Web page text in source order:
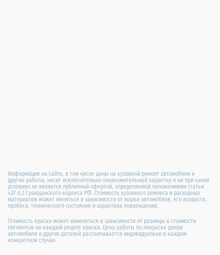
Информация на сайте, в том числе цены на кузовной ремонт автомобиля и
другие работы, носит исключительно ознакомительный характер и ни при каких
условиях не является публичной офертой, определяемой положениями статьи
437 п.2 Гражданского кодекса РФ. Стоимость кузовного ремонта и расходных
материалов может меняться в зависимости от марки автомобиля, его возраста,
пробега, технического состояния и характера повреждения.
Стоимость краски может изменяться в зависимости от разницы в стоимости
пигментов на каждый рецепт краски. Цена работы по покраске двери
автомобиля и других деталей рассчитывается индивидуально в каждом
конкретном случае.